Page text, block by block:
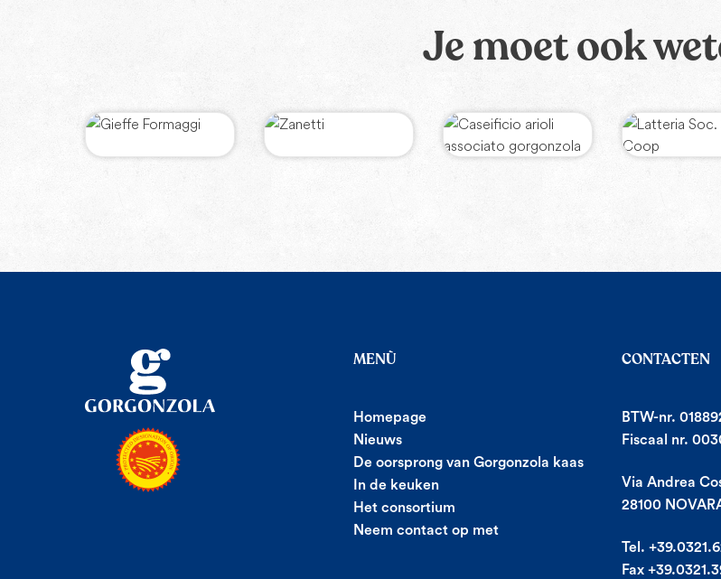
Je moet ook
MENÙ
Homepage
Nieuws
De oorsprong van Gorgonzola kaas
In de keuken
Het consortium
Neem contact op met
CONTACTEN
BTW-nr.
Fiscaal nr.
Via Andrea
28100
Tel.
Fax